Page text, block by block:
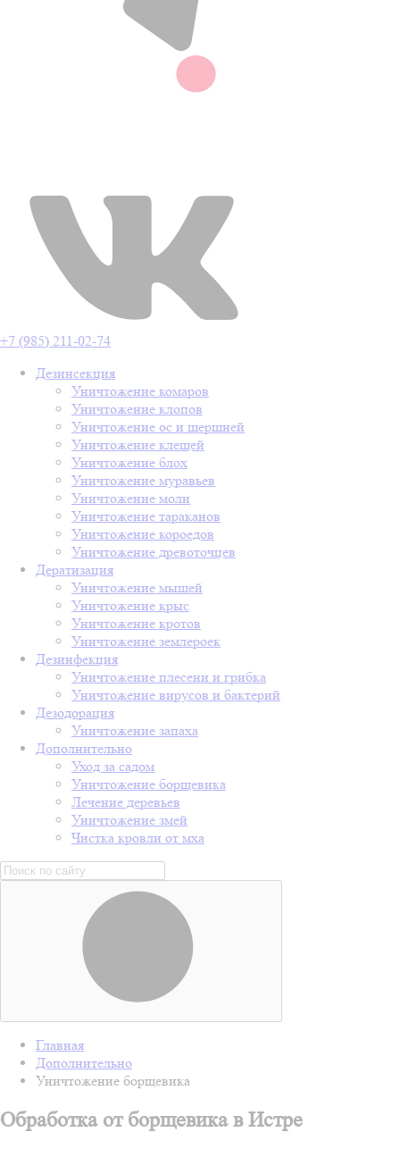
+7 (985) 211-02-74
Дезинсекция
Уничтожение комаров
Уничтожение клопов
Уничтожение ос и шершней
Уничтожение клещей
Уничтожение блох
Уничтожение муравьев
Уничтожение моли
Уничтожение тараканов
Уничтожение короедов
Уничтожение древоточцев
Дератизация
Уничтожение мышей
Уничтожение крыс
Уничтожение кротов
Уничтожение землероек
Дезинфекция
Уничтожение плесени и грибка
Уничтожение вирусов и бактерий
Дезодорация
Уничтожение запаха
Дополнительно
Уход за садом
Уничтожение борщевика
Лечение деревьев
Уничтожение змей
Чистка кровли от мха
Главная
Дополнительно
Уничтожение борщевика
Обработка от борщевика в Истре